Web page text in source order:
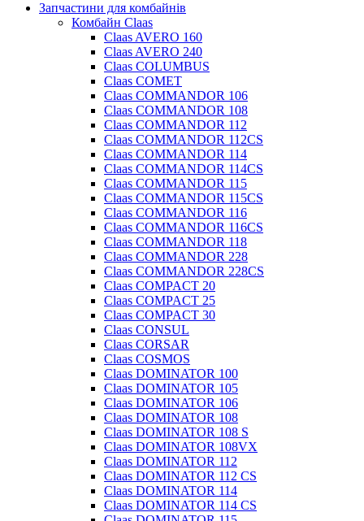
Запчастини для комбайнів
Комбайн Claas
Claas AVERO 160
Claas AVERO 240
Claas COLUMBUS
Claas COMET
Claas COMMANDOR 106
Claas COMMANDOR 108
Claas COMMANDOR 112
Claas COMMANDOR 112CS
Claas COMMANDOR 114
Claas COMMANDOR 114CS
Claas COMMANDOR 115
Claas COMMANDOR 115CS
Claas COMMANDOR 116
Claas COMMANDOR 116CS
Claas COMMANDOR 118
Claas COMMANDOR 228
Claas COMMANDOR 228CS
Claas COMPACT 20
Claas COMPACT 25
Claas COMPACT 30
Claas CONSUL
Claas CORSAR
Claas COSMOS
Claas DOMINATOR 100
Claas DOMINATOR 105
Claas DOMINATOR 106
Claas DOMINATOR 108
Claas DOMINATOR 108 S
Claas DOMINATOR 108VX
Claas DOMINATOR 112
Claas DOMINATOR 112 CS
Claas DOMINATOR 114
Claas DOMINATOR 114 CS